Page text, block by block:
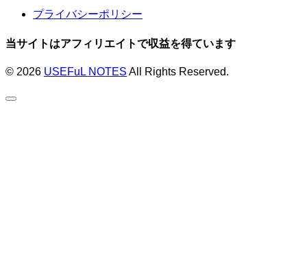
プライバシーポリシー
当サイトはアフィリエイトで収益を得ています
© 2026 USEFuL NOTES All Rights Reserved.